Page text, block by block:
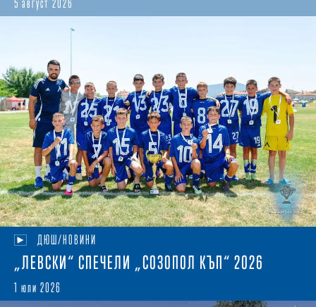
5 август 2026
ДЮШ/НОВИНИ
„ЛЕВСКИ“ СПЕЧЕЛИ „СОЗОПОЛ КЪП“ 2026
1 юли 2026